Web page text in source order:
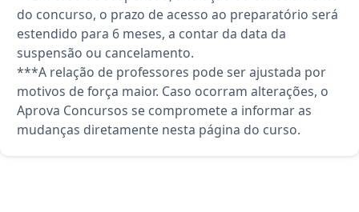
do concurso, o prazo de acesso ao preparatório será
estendido para 6 meses, a contar da data da
suspensão ou cancelamento.
***A relação de professores pode ser ajustada por
motivos de força maior. Caso ocorram alterações, o
Aprova Concursos se compromete a informar as
mudanças diretamente nesta página do curso.